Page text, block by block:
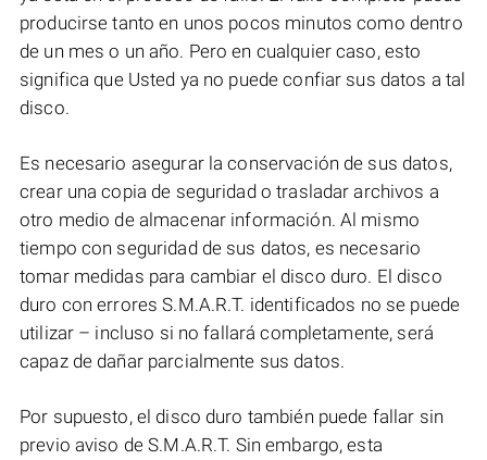
producirse tanto en unos pocos minutos como dentro
de un mes o un año. Pero en cualquier caso, esto
significa que Usted ya no puede confiar sus datos a tal
disco.
Es necesario asegurar la conservación de sus datos,
crear una copia de seguridad o trasladar archivos a
otro medio de almacenar información. Al mismo
tiempo con seguridad de sus datos, es necesario
tomar medidas para cambiar el disco duro. El disco
duro con errores S.M.A.R.T. identificados no se puede
utilizar – incluso si no fallará completamente, será
capaz de dañar parcialmente sus datos.
Por supuesto, el disco duro también puede fallar sin
previo aviso de S.M.A.R.T. Sin embargo, esta